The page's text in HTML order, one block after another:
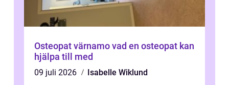
Osteopat värnamo vad en osteopat kan
hjälpa till med
09 juli 2026
Isabelle Wiklund